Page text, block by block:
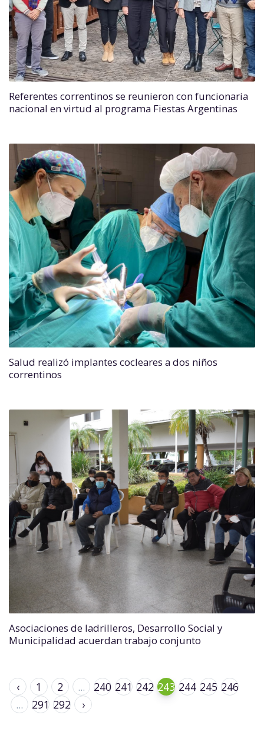
Referentes correntinos se reunieron con funcionaria
nacional en virtud al programa Fiestas Argentinas
Salud realizó implantes cocleares a dos niños
correntinos
Asociaciones de ladrilleros, Desarrollo Social y
Municipalidad acuerdan trabajo conjunto
‹ 1 2 ... 240 241 242 243 244 245 246
...
291 292 ›